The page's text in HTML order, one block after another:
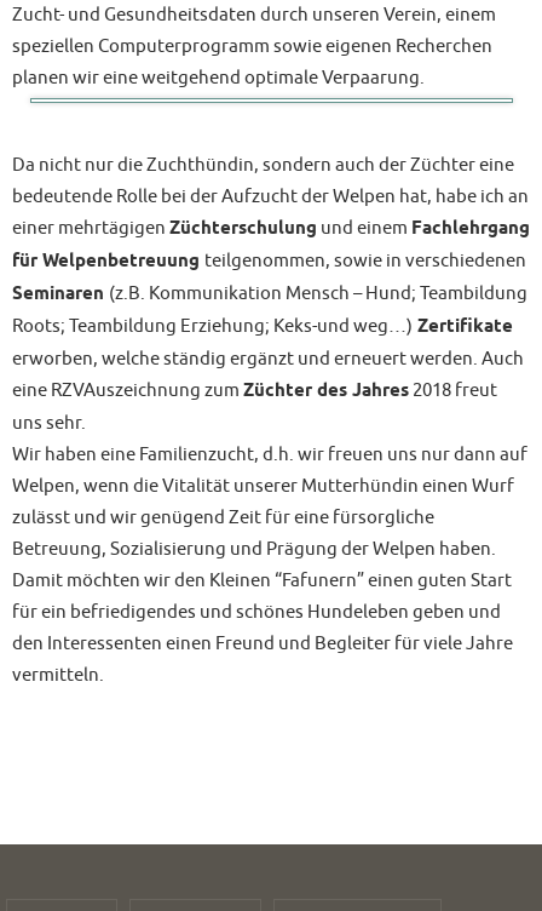
Zucht- und Gesundheitsdaten durch unseren Verein, einem
speziellen Computerprogramm sowie eigenen Recherchen
planen wir eine weitgehend optimale Verpaarung.
Da nicht nur die Zuchthündin, sondern auch der Züchter eine
bedeutende Rolle bei der Aufzucht der Welpen hat, habe ich an
einer mehrtägigen Züchterschulung und einem Fachlehrgang
für Welpenbetreuung teilgenommen, sowie in verschiedenen
Seminaren (z.B. Kommunikation Mensch – Hund; Teambildung
Roots; Teambildung Erziehung; Keks-und weg…) Zertifikate
erworben, welche ständig ergänzt und erneuert werden. Auch
eine RZVAuszeichnung zum Züchter des Jahres 2018 freut
uns sehr.
Wir haben eine Familienzucht, d.h. wir freuen uns nur dann auf
Welpen, wenn die Vitalität unserer Mutterhündin einen Wurf
zulässt und wir genügend Zeit für eine fürsorgliche
Betreuung, Sozialisierung und Prägung der Welpen haben.
Damit möchten wir den Kleinen “Fafunern” einen guten Start
für ein befriedigendes und schönes Hundeleben geben und
den Interessenten einen Freund und Begleiter für viele Jahre
vermitteln.